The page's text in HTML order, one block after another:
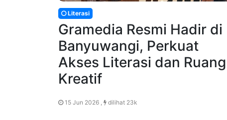
Literasi
Gramedia Resmi Hadir di
Banyuwangi, Perkuat
Akses Literasi dan Ruang
Kreatif
15 Jun 2026 , dilihat 23k